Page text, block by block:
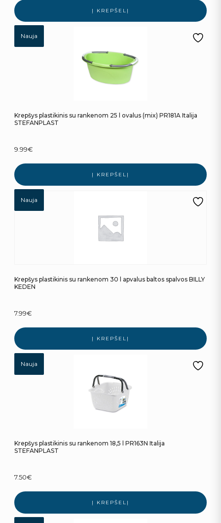
Į KREPŠELĮ
Nauja
Krepšys plastikinis su rankenom 25 l ovalus (mix) PR181A Italija
STEFANPLAST
9.99€
Į KREPŠELĮ
Nauja
Krepšys plastikinis su rankenom 30 l apvalus baltos spalvos BILLY
KEDEN
7.99€
Į KREPŠELĮ
Nauja
Krepšys plastikinis su rankenom 18,5 l PR163N Italija
STEFANPLAST
7.50€
Į KREPŠELĮ